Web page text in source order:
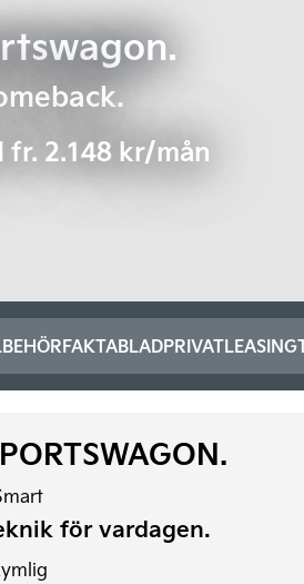
fr. 2.148 kr/mån
FAKTABLADPRIVATLEASING
för vardagen.